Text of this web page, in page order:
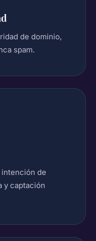
de dominio,
spam.
de
y captación